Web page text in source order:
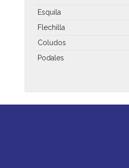
Esquila
Flechilla
Coludos
Podales